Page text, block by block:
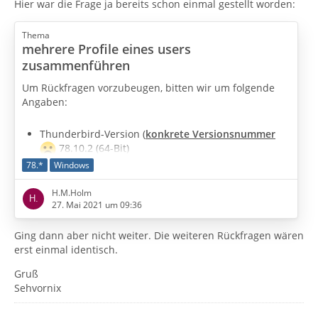
Hier war die Frage ja bereits schon einmal gestellt worden:
Thema
mehrere Profile eines users
zusammenführen
Um Rückfragen vorzubeugen, bitten wir um folgende
Angaben:
Thunderbird-Version (konkrete Versionsnummer
78.10.2 (64-Bit)
Wurde gerade auf eine neue Versionsreihe
aktualisiert (alte und neue Version angeben):
ständig
Kontenart (POP / IMAP): POP3
Postfach-Anbieter (z.B. GMX): arcor
Firewall (Betriebssystem-intern/Externe Software):
78.* Windows
H.M.Holm
27. Mai 2021 um 09:36
Ging dann aber nicht weiter. Die weiteren Rückfragen wären
erst einmal identisch.
Gruß
Sehvornix